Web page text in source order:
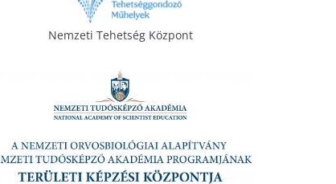
Nemzeti Tehetség Központ